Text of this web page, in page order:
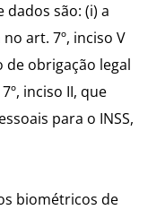
são: (i) a
art. 7º, inciso V
obrigação legal
inciso II, que
para o INSS,
biométricos de